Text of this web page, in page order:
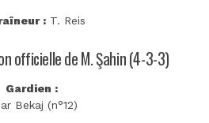
: T. Reis
officielle de M. Şahin (4-3-3)
Gardien :
Bekaj (n°12)